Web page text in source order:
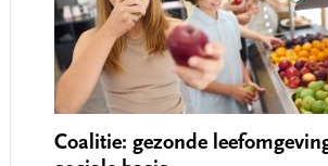
Coalitie: gezonde